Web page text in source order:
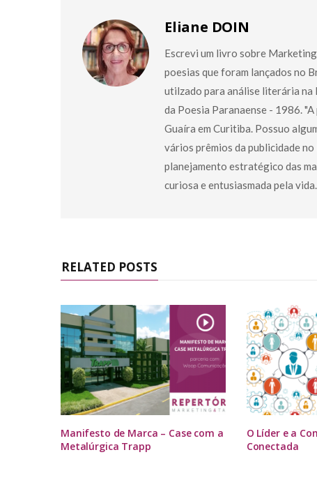
Eliane DOIN
Escrevi um livro sobre
poesias que foram lançados no
utilzado para análise literária na
da Poesia Paranaense - 1986.
Guaíra em Curitiba. Possuo
vários prêmios da publicidade
planejamento estratégico das
curiosa e entusiasmada pela vida.
RELATED POSTS
Manifesto de Marca – Case com a
Metalúrgica Trapp
O Líder e a
Conectada